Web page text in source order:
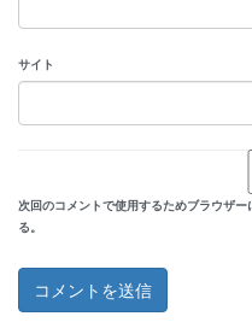
サイト
次回のコメントで使用するためブラウザ
る。